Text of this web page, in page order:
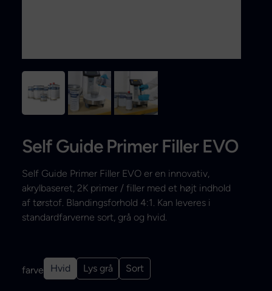
Self Guide Primer Filler EVO
Self Guide Primer Filler EVO er en innovativ,
akrylbaseret, 2K primer / filler med et højt indhold
af tørstof. Blandingsforhold 4:1. Kan leveres i
standardfarverne sort, grå og hvid.
farve Hvid Lys grå Sort